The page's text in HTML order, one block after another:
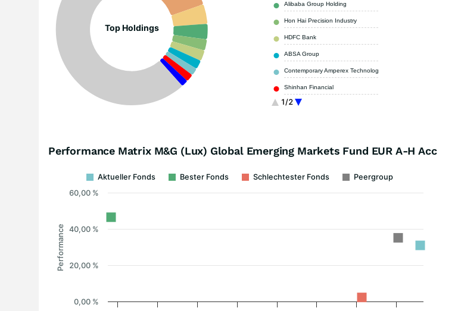
Top Holdings
1/2
Alibaba Group Holding
Hon Hai Precision Industry
HDFC Bank
ABSA Group
Contemporary Amperex Technology
Shinhan Financial
Alpek SAB de CV
Performance Matrix M&G (Lux) Global Emerging Markets Fund EUR A-H Acc
Performance
Aktueller Fonds Bester Fonds Schlechtester Fonds Peergroup
0,00 %
20,00 %
40,00 %
60,00 %